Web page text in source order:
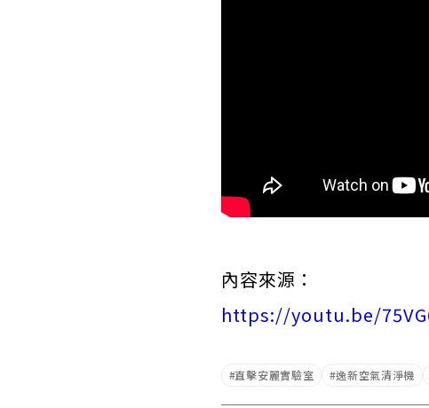
內容來源：
https://youtu.be/
直擊安麗實驗室 逸新空氣清淨機